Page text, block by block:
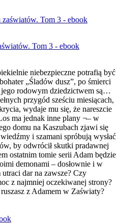
Tom 3 - ebook
niebezpieczne potrafią być
„Śladów dusz”, po śmierci
rodowym dziedzictwem są…
przygód sześciu miesiącach,
wydaje mu się, że nareszcie
ma jednak inne plany ¬– w
domu na Kaszubach zjawi się
i szamani spróbują wysłać
by odwrócił skutki pradawnej
ostatnim tomie serii Adam będzie
demonami – dosłownie i w
dar na zawsze? Czy
z najmniej oczekiwanej strony?
z Adamem w Zaświaty?